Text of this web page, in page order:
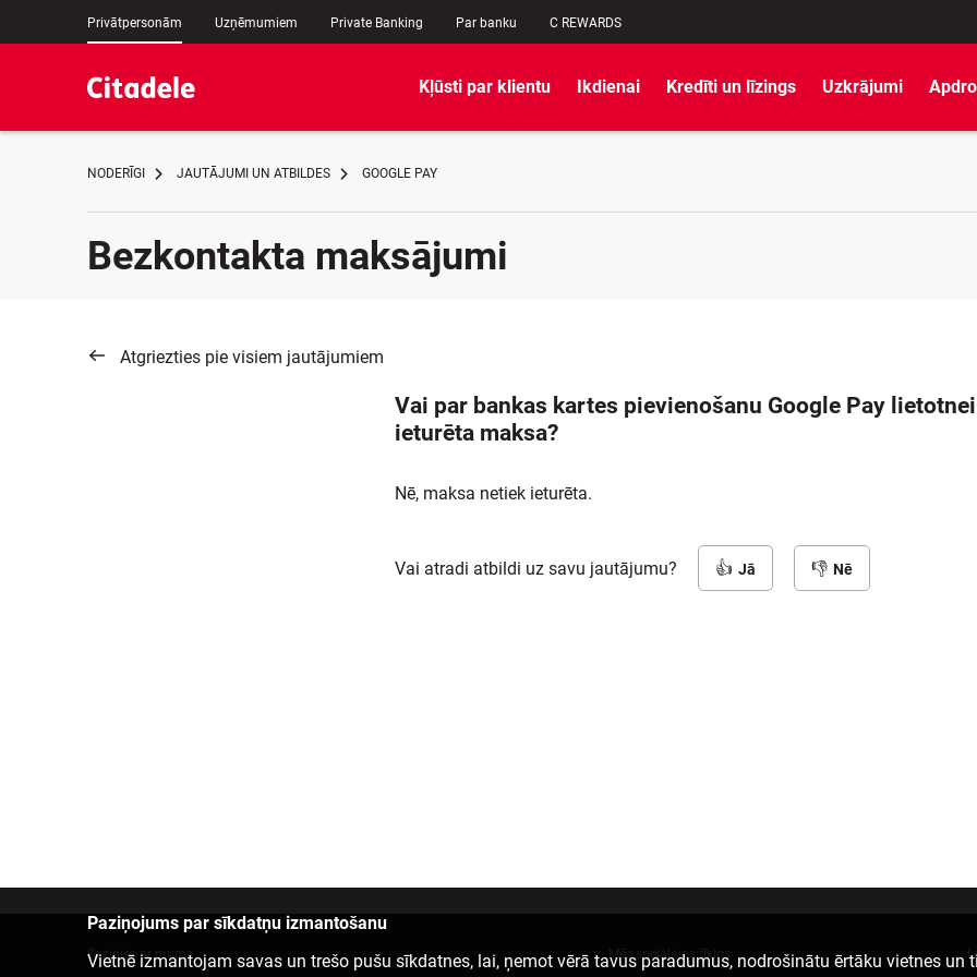
Privātpersonām Uzņēmumiem Private Banking Par banku C REWARDS
Kļūsti par klientu Ikdienai Kredīti un līzings Uzkrājumi
NODERĪGI JAUTĀJUMI UN ATBILDES GOOGLE PAY
Bezkontakta maksājumi
Atgriezties pie visiem jautājumiem
Vai par bankas kartes pievienošanu Google Pay
ieturēta maksa?
Nē, maksa netiek ieturēta.
Vai atradi atbildi uz savu jautājumu? Jā Nē
Paziņojums par sīkdatņu izmantošanu
Vietnē izmantojam savas un trešo pušu sīkdatnes, lai, ņemot vērā tavus paradumus, nodrošinātu ērtāku vietnes un
Sazinies ar mums Mēs sociālajos tīklos